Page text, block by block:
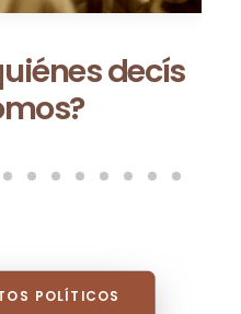
excepción:
de un
cada
repite